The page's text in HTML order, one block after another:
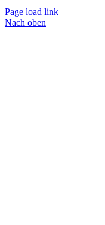
Page load link
Nach oben